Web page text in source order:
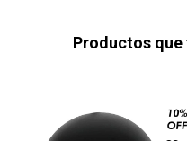
Productos